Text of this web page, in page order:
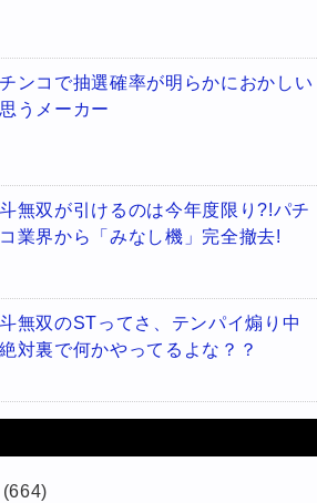
ンコで抽選確率が明らかにおかしい
うメーカー
無双が引けるのは今年度限り?!パチ
業界から「みなし機」完全撤去!
無双のSTってさ、テンパイ煽り中
対裏で何かやってるよな？？
(664)